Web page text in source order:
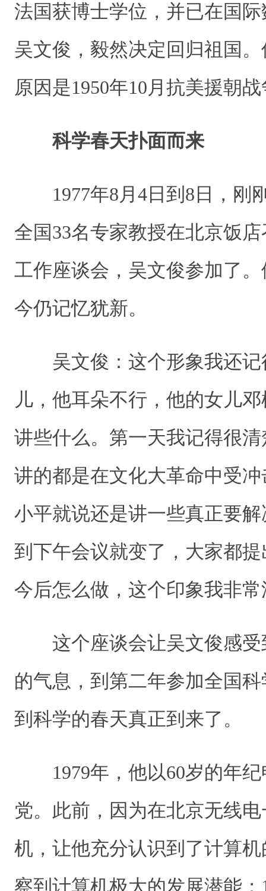
法国获博士学位，并已在国
吴文俊，毅然决定回归祖国
原因是1950年10月抗美援朝
科学春天扑面而来
1977年8月4日到8日，刚
全国33名专家教授在北京饭
工作座谈会，吴文俊参加了
今仍记忆犹新。
吴文俊：这个形象我还记
儿，他耳朵不行，他的女儿
讲些什么。第一天我记得很
讲的都是在文化大革命中受
小平就说还是讲一些真正要
到下午会议就变了，大家都
今后怎么做，这个印象我非常
这个座谈会让吴文俊感受
的气息，到第二年参加全国
到科学的春天真正到来了。
1979年，他以60岁的年纪
党。此前，因为在北京无线
机，让他充分认识到了计算
察到计算机极大的发展潜能